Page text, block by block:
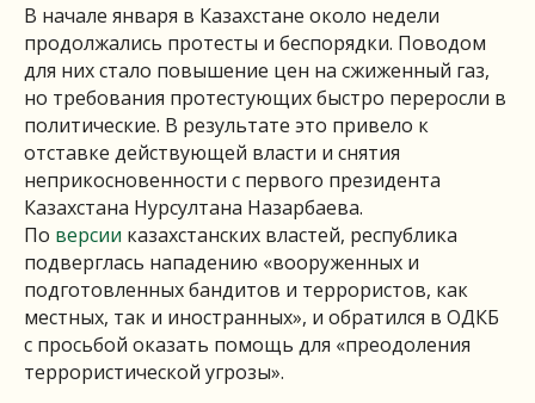
В начале января в Казахстане около недели
продолжались протесты и беспорядки. Поводом
для них стало повышение цен на сжиженный газ,
но требования протестующих быстро переросли в
политические. В результате это привело к
отставке действующей власти и снятия
неприкосновенности с первого президента
Казахстана Нурсултана Назарбаева.
По версии казахстанских властей, республика
подверглась нападению «вооруженных и
подготовленных бандитов и террористов, как
местных, так и иностранных», и обратился в ОДКБ
с просьбой оказать помощь для «преодоления
террористической угрозы».